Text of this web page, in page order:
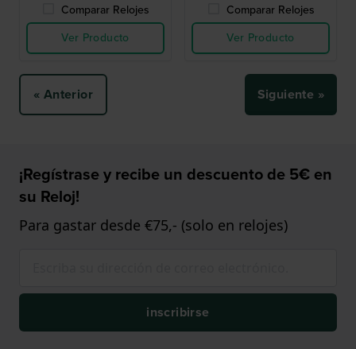
Comparar Relojes
Ver Producto
Comparar Relojes
Ver Producto
« Anterior Siguiente »
¡Regístrase y recibe un descuento de 5€ en
su Reloj!
Para gastar desde €75,- (solo en relojes)
inscribirse